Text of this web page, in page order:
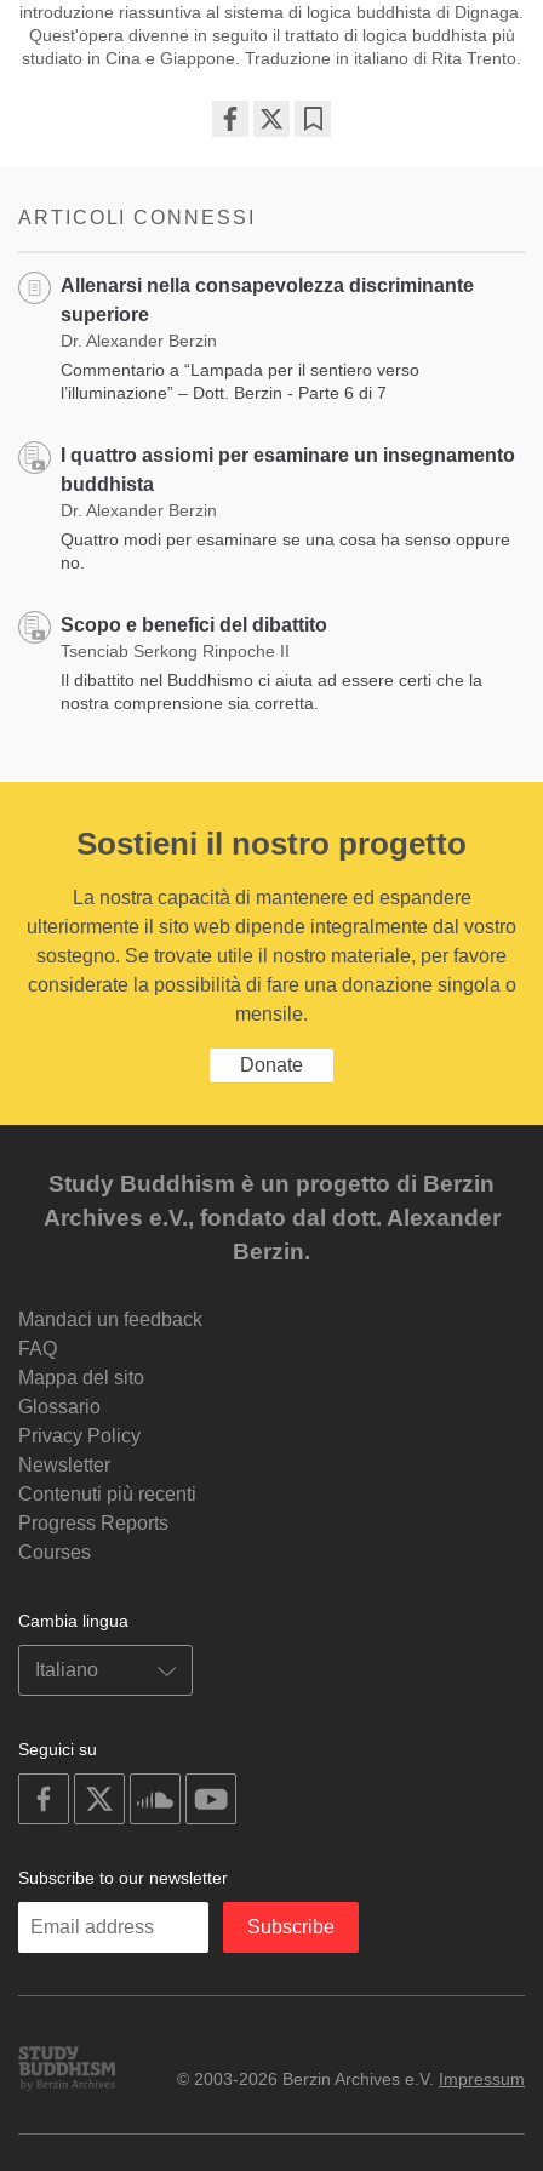
introduzione riassuntiva al sistema di logica buddhista di Dignaga.
Quest'opera divenne in seguito il trattato di logica buddhista più
studiato in Cina e Giappone. Traduzione in italiano di Rita Trento.
ARTICOLI CONNESSI
Allenarsi nella consapevolezza discriminante
superiore
Dr. Alexander Berzin
Commentario a “Lampada per il sentiero verso
l’illuminazione” – Dott. Berzin - Parte 6 di 7
I quattro assiomi per esaminare un insegnamento
buddhista
Dr. Alexander Berzin
Quattro modi per esaminare se una cosa ha senso oppure
no.
Scopo e benefici del dibattito
Tsenciab Serkong Rinpoche II
Il dibattito nel Buddhismo ci aiuta ad essere certi che la
nostra comprensione sia corretta.
Sostieni il nostro progetto
La nostra capacità di mantenere ed espandere
ulteriormente il sito web dipende integralmente dal vostro
sostegno. Se trovate utile il nostro materiale, per favore
considerate la possibilità di fare una donazione singola o
mensile.
Donate
Study Buddhism è un progetto di Berzin
Archives e.V., fondato dal dott. Alexander
Berzin.
Mandaci un feedback
FAQ
Mappa del sito
Glossario
Privacy Policy
Newsletter
Contenuti più recenti
Progress Reports
Courses
Cambia lingua
Seguici su
on
facebook
soundcloud
Subscribe to our newsletter
Enter
Subscribe
Study
Buddhism
© 2003-2026 Berzin Archives e.V. Impressum